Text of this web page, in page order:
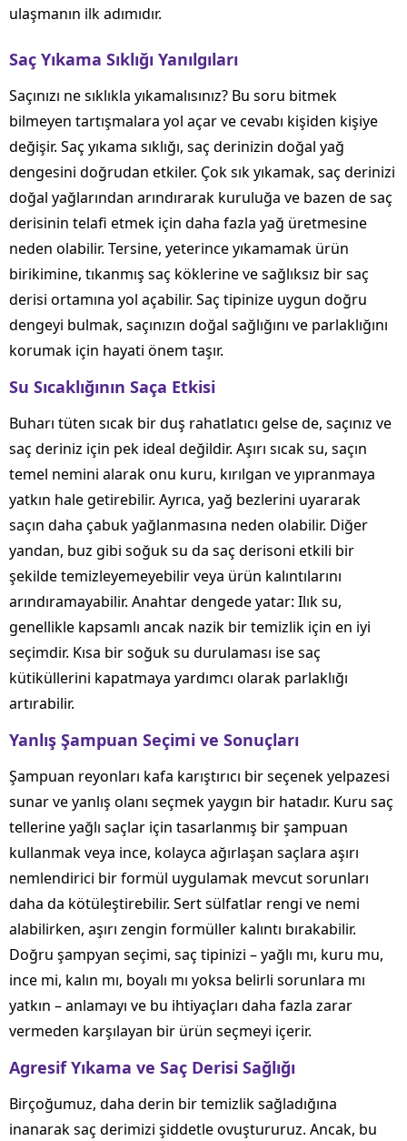
ulaşmanın ilk adımıdır.
Saç Yıkama Sıklığı Yanılgıları
Saçınızı ne sıklıkla yıkamalısınız? Bu soru bitmek
bilmeyen tartışmalara yol açar ve cevabı kişiden kişiye
değişir. Saç yıkama sıklığı, saç derinizin doğal yağ
dengesini doğrudan etkiler. Çok sık yıkamak, saç derinizi
doğal yağlarından arındırarak kuruluğa ve bazen de saç
derisinin telafi etmek için daha fazla yağ üretmesine
neden olabilir. Tersine, yeterince yıkamamak ürün
birikimine, tıkanmış saç köklerine ve sağlıksız bir saç
derisi ortamına yol açabilir. Saç tipinize uygun doğru
dengeyi bulmak, saçınızın doğal sağlığını ve parlaklığını
korumak için hayati önem taşır.
Su Sıcaklığının Saça Etkisi
Buharı tüten sıcak bir duş rahatlatıcı gelse de, saçınız ve
saç deriniz için pek ideal değildir. Aşırı sıcak su, saçın
temel nemini alarak onu kuru, kırılgan ve yıpranmaya
yatkın hale getirebilir. Ayrıca, yağ bezlerini uyararak
saçın daha çabuk yağlanmasına neden olabilir. Diğer
yandan, buz gibi soğuk su da saç derisoni etkili bir
şekilde temizleyemeyebilir veya ürün kalıntılarını
arındıramayabilir. Anahtar dengede yatar: Ilık su,
genellikle kapsamlı ancak nazik bir temizlik için en iyi
seçimdir. Kısa bir soğuk su durulaması ise saç
kütiküllerini kapatmaya yardımcı olarak parlaklığı
artırabilir.
Yanlış Şampuan Seçimi ve Sonuçları
Şampuan reyonları kafa karıştırıcı bir seçenek yelpazesi
sunar ve yanlış olanı seçmek yaygın bir hatadır. Kuru saç
tellerine yağlı saçlar için tasarlanmış bir şampuan
kullanmak veya ince, kolayca ağırlaşan saçlara aşırı
nemlendirici bir formül uygulamak mevcut sorunları
daha da kötüleştirebilir. Sert sülfatlar rengi ve nemi
alabilirken, aşırı zengin formüller kalıntı bırakabilir.
Doğru şampyan seçimi, saç tipinizi – yağlı mı, kuru mu,
ince mi, kalın mı, boyalı mı yoksa belirli sorunlara mı
yatkın – anlamayı ve bu ihtiyaçları daha fazla zarar
vermeden karşılayan bir ürün seçmeyi içerir.
Agresif Yıkama ve Saç Derisi Sağlığı
Birçoğumuz, daha derin bir temizlik sağladığına
inanarak saç derimizi şiddetle ovuştururuz. Ancak, bu